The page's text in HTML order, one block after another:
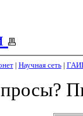
| Научная сеть|